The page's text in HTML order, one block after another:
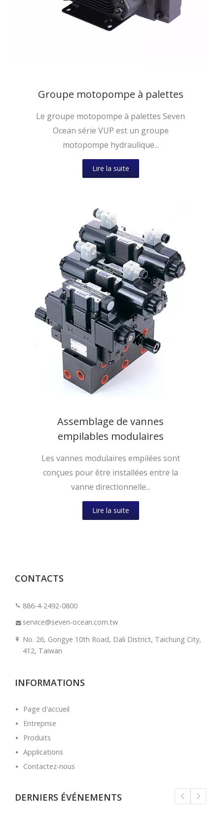
Groupe motopompe à palettes
Le groupe motopompe à palettes Seven
Ocean série VUP est un groupe
motopompe hydraulique...
Lire la suite
Assemblage de vannes
empilables modulaires
Les vannes modulaires empilées sont
conçues pour être installées entre la
vanne directionnelle...
Lire la suite
CONTACTS
886-4-2492-0800
service@seven-ocean.com.tw
No. 26, Gongye 10th Road, Dali District, Taichung City,
412, Taiwan
INFORMATIONS
Page d'accueil
Entreprise
Produits
Applications
Contactez-nous
DERNIERS ÉVÉNEMENTS